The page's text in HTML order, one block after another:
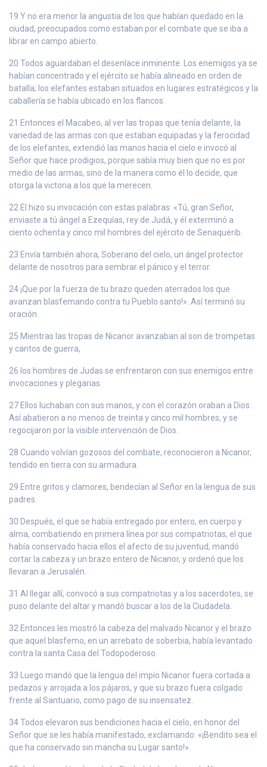
19 Y no era menor la angustia de los que habían quedado en la
ciudad, preocupados como estaban por el combate que se iba a
librar en campo abierto.
20 Todos aguardaban el desenlace inminente. Los enemigos ya se
habían concentrado y el ejército se había alineado en orden de
batalla; los elefantes estaban situados en lugares estratégicos y la
caballería se había ubicado en los flancos.
21 Entonces el Macabeo, al ver las tropas que tenía delante, la
variedad de las armas con que estaban equipadas y la ferocidad
de los elefantes, extendió las manos hacia el cielo e invocó al
Señor que hace prodigios, porque sabía muy bien que no es por
medio de las armas, sino de la manera como él lo decide, que
otorga la victoria a los que la merecen.
22 El hizo su invocación con estas palabras: «Tú, gran Señor,
enviaste a tú ángel a Ezequías, rey de Judá, y él exterminó a
ciento ochenta y cinco mil hombres del ejército de Senaquerib.
23 Envía también ahora, Soberano del cielo, un ángel protector
delante de nosotros para sembrar el pánico y el terror.
24 ¡Que por la fuerza de tu brazo queden aterrados los que
avanzan blasfemando contra tu Pueblo santo!». Así terminó su
oración.
25 Mientras las tropas de Nicanor avanzaban al son de trompetas
y cantos de guerra,
26 los hombres de Judas se enfrentaron con sus enemigos entre
invocaciones y plegarias.
27 Ellos luchaban con sus manos, y con el corazón oraban a Dios.
Así abatieron a no menos de treinta y cinco mil hombres, y se
regocijaron por la visible intervención de Dios.
28 Cuando volvían gozosos del combate, reconocieron a Nicanor,
tendido en tierra con su armadura.
29 Entre gritos y clamores, bendecían al Señor en la lengua de sus
padres.
30 Después, el que se había entregado por entero, en cuerpo y
alma, combatiendo en primera línea por sus compatriotas, el que
había conservado hacia ellos el afecto de su juventud, mandó
cortar la cabeza y un brazo entero de Nicanor, y ordenó que los
llevaran a Jerusalén.
31 Al llegar allí, convocó a sus compatriotas y a los sacerdotes, se
puso delante del altar y mandó buscar a los de la Ciudadela.
32 Entonces les mostró la cabeza del malvado Nicanor y el brazo
que aquel blasfemo, en un arrebato de soberbia, había levantado
contra la santa Casa del Todopoderoso.
33 Luego mandó que la lengua del impío Nicanor fuera cortada a
pedazos y arrojada a los pájaros, y que su brazo fuera colgado
frente al Santuario, como pago de su insensatez.
34 Todos elevaron sus bendiciones hacia el cielo, en honor del
Señor que se les había manifestado, exclamando: «¡Bendito sea el
que ha conservado sin mancha su Lugar santo!».